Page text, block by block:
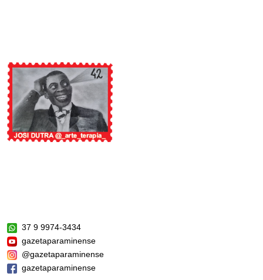
37 9 9974-3434
gazetaparaminense
@gazetaparaminense
gazetaparaminense